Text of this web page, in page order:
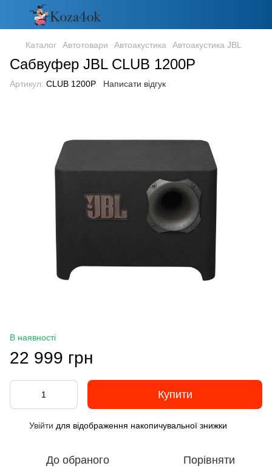
Каталог Автотовари Автоакустика Автоакустика JBL
Сабвуфер JBL CLUB 1200P
Артикул: CLUB 1200P Написати відгук
В наявності
22 999 грн
Купити
Увійти для відображення накопичувальної знижки
До обраного Порівняти